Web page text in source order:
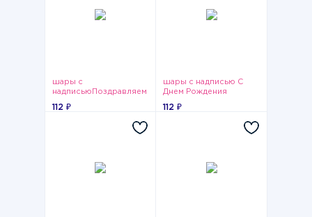
шары с
надписьюПоздравляем
112 ₽
шары с надписью С
Днем Рождения
112 ₽